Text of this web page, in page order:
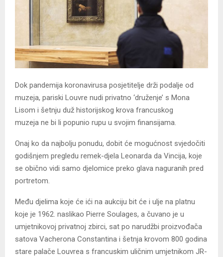
Dok pandemija koronavirusa posjetitelje drži podalje od
muzeja, pariski Louvre nudi privatno ‘druženje’ s Mona
Lisom i šetnju duž historijskog krova francuskog
muzeja ne bi li popunio rupu u svojim finansijama.
Onaj ko da najbolju ponudu, dobit će mogućnost svjedočiti
godišnjem pregledu remek-djela Leonarda da Vincija, koje
se obično vidi samo djelomice preko glava naguranih pred
portretom.
Među djelima koje će ići na aukciju bit će i ulje na platnu
koje je 1962. naslikao Pierre Soulages, a čuvano je u
umjetnikovoj privatnoj zbirci, sat po narudžbi proizvođača
satova Vacherona Constantina i šetnja krovom 800 godina
stare palače Louvrea s francuskim uličnim umjetnikom JR-